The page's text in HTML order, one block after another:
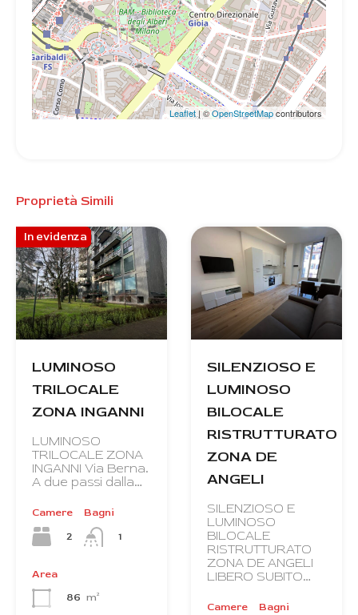
Leaflet| ©OpenStreetMapcontributors
Proprietà Simili
In evidenza
LUMINOSO
TRILOCALE
ZONA INGANNI
LUMINOSO
TRILOCALE ZONA
INGANNI Via Berna.
A due passi dalla…
Camere
2
Bagni
1
Area
86 m²
SILENZIOSO E
LUMINOSO
BILOCALE
RISTRUTTURATO
ZONA DE
ANGELI
SILENZIOSO E
LUMINOSO
BILOCALE
RISTRUTTURATO
ZONA DE ANGELI
LIBERO SUBITO…
Camere
Bagni